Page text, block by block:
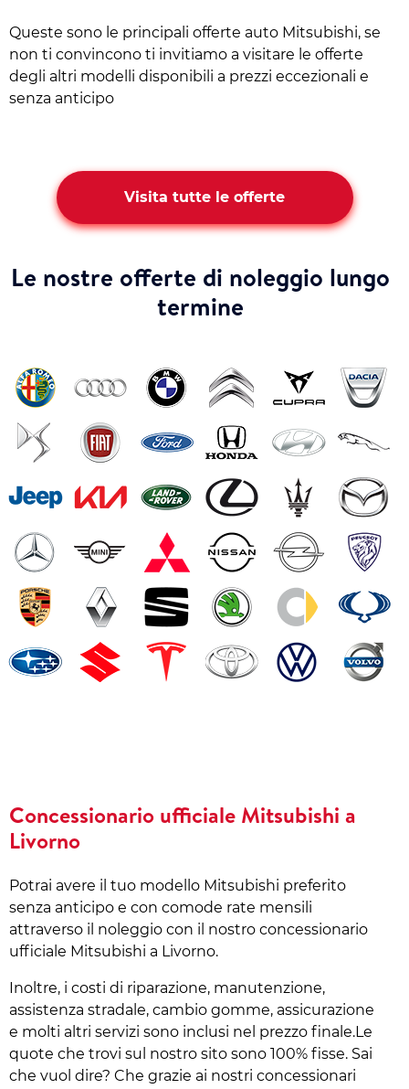
Queste sono le principali offerte auto Mitsubishi, se
non ti convincono ti invitiamo a visitare le offerte
degli altri modelli disponibili a prezzi eccezionali e
senza anticipo
Visita tutte le offerte
Le nostre offerte di noleggio lungo
termine
Concessionario ufficiale Mitsubishi a
Livorno
Potrai avere il tuo modello Mitsubishi preferito
senza anticipo e con comode rate mensili
attraverso il noleggio con il nostro concessionario
ufficiale Mitsubishi a Livorno.
Inoltre, i costi di riparazione, manutenzione,
assistenza stradale, cambio gomme, assicurazione
e molti altri servizi sono inclusi nel prezzo finale.Le
quote che trovi sul nostro sito sono 100% fisse. Sai
che vuol dire? Che grazie ai nostri concessionari